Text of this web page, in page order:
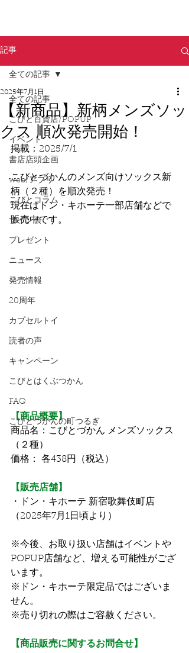
記事
全ての記事
こびと百貨店/POPUP
イベント
書店店頭企画
web/アプリ
こびとコラム
サイン会
プレゼント
ニュース
発売情報
20周年
カプセルトイ
読者の声
キャンペーン
こびとはくぶつかん
FAQ
こびとづかんの町つるぎ
全ての記事
【新商品】新柄メンズソッ
クス 順次発売開始！
2025年7月1日
掲載：2025/7/1
こびとづかんのメンズ向けソックス新
柄（２種）を順次発売！
現在はドン・キホーテ一部店舗などで
販売中です。
【商品概要】
商品名：こびとづかん メンズソックス
（２種）
価格： 各438円（税込）
【販売店舗】
・ドン・キホーテ 新宿歌舞伎町店
（2025年7月1日頃より）
※今後、お取り扱い店舗はイベントや
POPUP店舗など、増える可能性がござ
います。
※ドン・キホーテ限定品ではございま
せん。
※売り切れの際はご容赦ください。
【商品販売に関するお問合せ】